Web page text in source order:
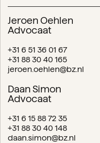
Jeroen Oehlen
Advocaat
+31 6 51 36 01 67
+31 88 30 40 165
jeroen.oehlen@bz.nl
Daan Simon
Advocaat
+31 6 15 88 72 35
+31 88 30 40 148
daan.simon@bz.nl